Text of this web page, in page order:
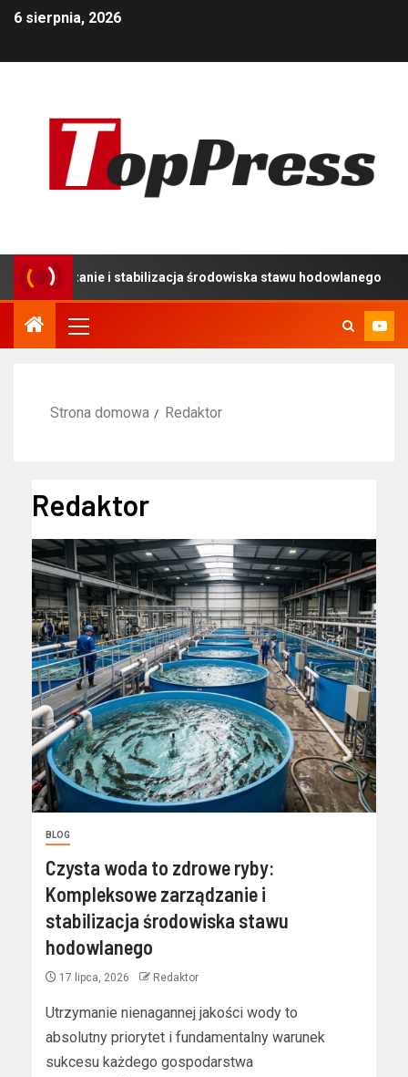
6 sierpnia, 2026
i stabilizacja środowiska stawu hodowlanego
Strona domowa Redaktor
Redaktor
BLOG
Czysta woda to zdrowe ryby:
Kompleksowe zarządzanie i
stabilizacja środowiska stawu
hodowlanego
17 lipca, 2026 Redaktor
Utrzymanie nienagannej jakości wody to
absolutny priorytet i fundamentalny warunek
sukcesu każdego gospodarstwa